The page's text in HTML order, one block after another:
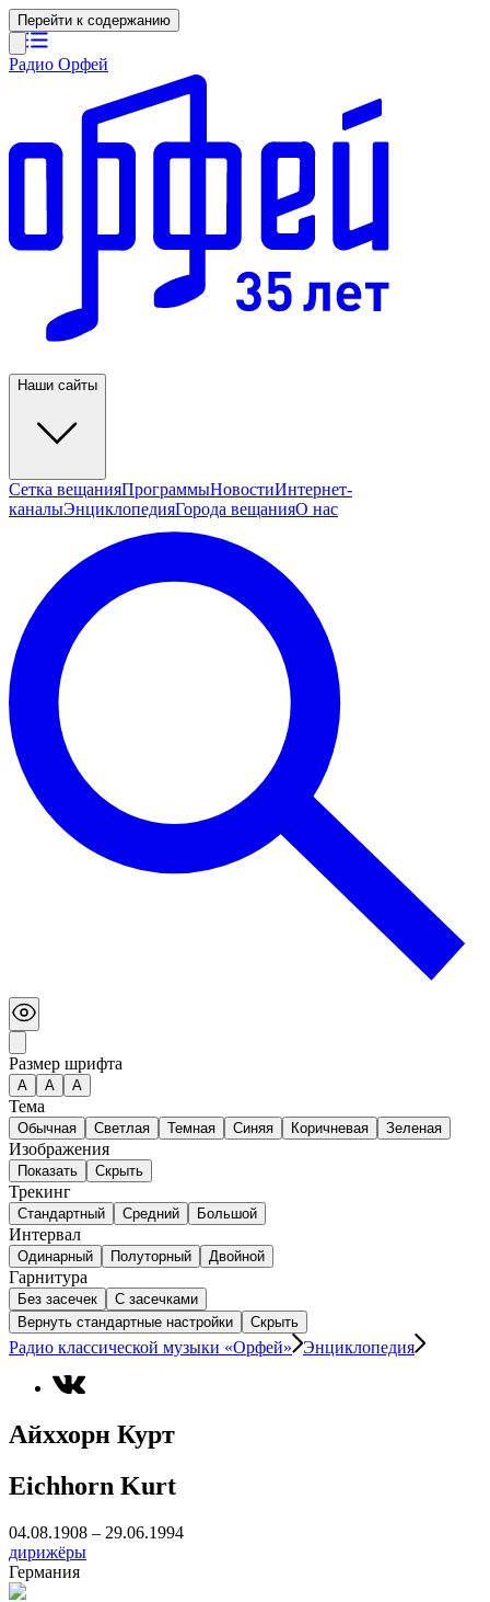
Перейти к содержанию
Радио Орфей
Наши сайты
Сетка вещанияПрограммыНовостиИнтернет-
каналыЭнциклопедияГорода вещанияО нас
Размер шрифта
А A A
Тема
Обычная Светлая Темная Синяя Коричневая Зеленая
Изображения
Показать Скрыть
Трекинг
Стандартный Средний Большой
Интервал
Одинарный Полуторный Двойной
Гарнитура
Без засечек
С засечками
Вернуть стандартные настройки
Скрыть
Радио классической музыки «Орфей» Энциклопедия
Айххорн Курт
Eichhorn Kurt
04.08.1908 – 29.06.1994
дирижёры
Германия